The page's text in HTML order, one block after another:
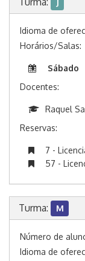
Idioma de
Horários/Salas:
Sábado
Docentes:
Raquel
Reservas:
7 -
57 -
Turma: M
Número de
Idioma de